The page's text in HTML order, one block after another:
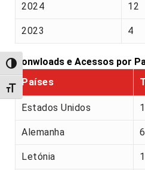
Alternar alto contraste
Alternar tamanho da fonte
2024 12
2023 4
Donwloads e Acessos por
Países
Estados Unidos
Alemanha 6
Letónia 1